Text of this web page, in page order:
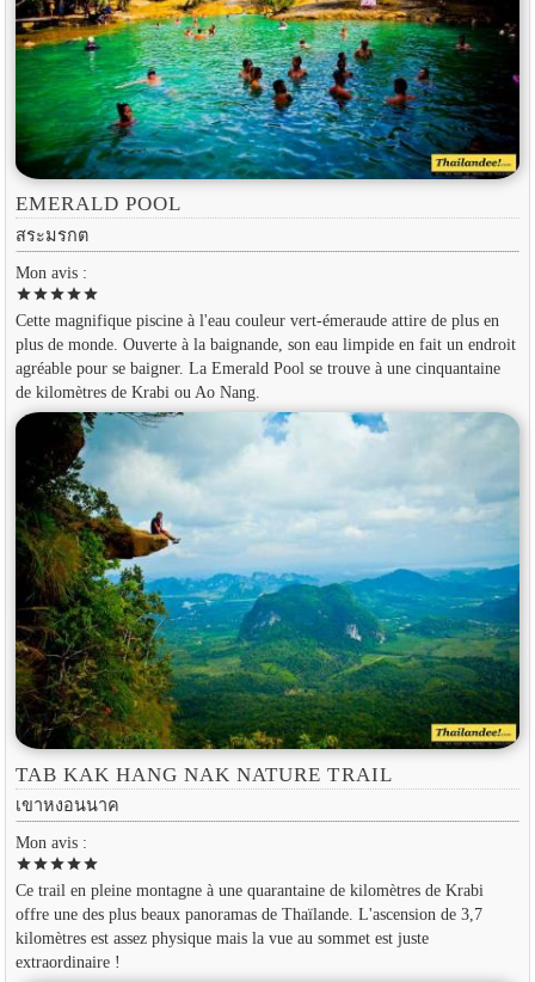
EMERALD POOL
สระมรกต
Mon avis :
starstarstarstarstar
Cette magnifique piscine à l'eau couleur vert-émeraude attire de plus en
plus de monde. Ouverte à la baignande, son eau limpide en fait un endroit
agréable pour se baigner. La Emerald Pool se trouve à une cinquantaine
de kilomètres de Krabi ou Ao Nang.
TAB KAK HANG NAK NATURE TRAIL
เขาหงอนนาค
Mon avis :
starstarstarstarstar
Ce trail en pleine montagne à une quarantaine de kilomètres de Krabi
offre une des plus beaux panoramas de Thaïlande. L'ascension de 3,7
kilomètres est assez physique mais la vue au sommet est juste
extraordinaire !